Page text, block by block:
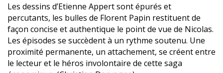
Les dessins d’Etienne Appert sont épurés et
percutants, les bulles de Florent Papin restituent de
façon concise et authentique le point de vue de Nicolas.
Les épisodes se succèdent à un rythme soutenu. Une
proximité permanente, un attachement, se créent entre
le lecteur et le héros involontaire de cette saga